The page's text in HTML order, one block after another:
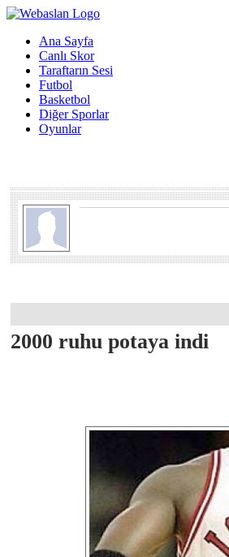
Ana Sayfa
Canlı Skor
Taraftarın Sesi
Futbol
Basketbol
Diğer Sporlar
Oyunlar
2000 ruhu potaya indi